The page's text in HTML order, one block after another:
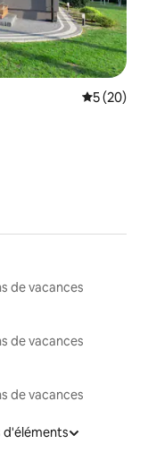
Note
5 (20)
de vacances
de vacances
de vacances
d'éléments